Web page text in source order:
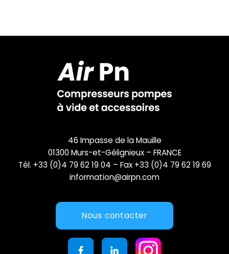
46 Impasse de la Mauille
01300 Murs-et-Gélignieux – FRANCE
Tél. +33 (0)4 79 62 19 04 – Fax +33 (0)4 79 62 19 69
information@airpn.com
Nous contacter